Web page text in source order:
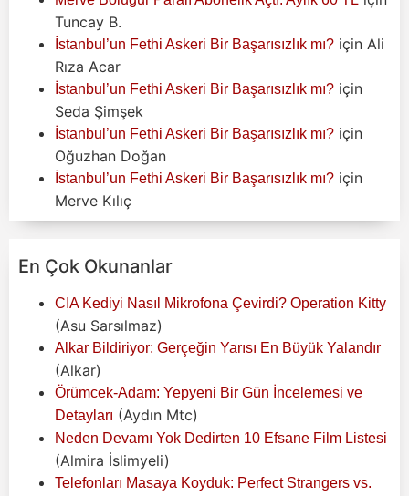
Tuncay B.
İstanbul’un Fethi Askeri Bir Başarısızlık mı? için Ali
Rıza Acar
İstanbul’un Fethi Askeri Bir Başarısızlık mı? için
Seda Şimşek
İstanbul’un Fethi Askeri Bir Başarısızlık mı? için
Oğuzhan Doğan
İstanbul’un Fethi Askeri Bir Başarısızlık mı? için
Merve Kılıç
En Çok Okunanlar
CIA Kediyi Nasıl Mikrofona Çevirdi? Operation Kitty
(Asu Sarsılmaz)
Alkar Bildiriyor: Gerçeğin Yarısı En Büyük Yalandır
(Alkar)
Örümcek-Adam: Yepyeni Bir Gün İncelemesi ve
Detayları (Aydın Mtc)
Neden Devamı Yok Dedirten 10 Efsane Film Listesi
(Almira İslimyeli)
Telefonları Masaya Koyduk: Perfect Strangers vs.